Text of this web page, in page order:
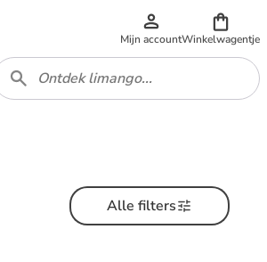
Mijn accountWinkelwagentje
Alle filters